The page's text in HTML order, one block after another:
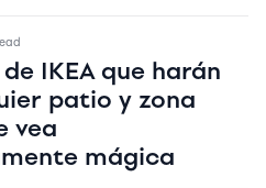
IKEA que harán
patio y zona
vea
mágica